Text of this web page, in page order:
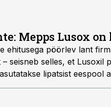
Mepps Lusox
ehitusega pöörlev lant
seisneb selles, et
lipatsist eespool